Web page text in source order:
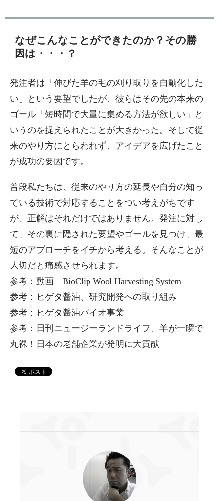
なぜこんなことができたのか？その勝
因は・・・？
発注者は「伸びた羊の毛の刈り取りを自動化した
い」という要望でしたが、彼らはその先の本来の
ゴール「短時間で大量に集める方法が欲しい」と
いうのを捉えられたことが大きかった。そして従
来のやり方にとらわれず、アイデアを広げたこと
が成功の要因です。
普段私たちは、従来のやり方の延長や自分の知っ
ている技術で対応することをつい考えがちです
が、正解はそれだけではありません。発注に対し
て、その裏に隠された要望やゴールを見つけ、最
短のアプローチをイチから考える。そんなことが
大切だと痛感させられます。
参考：動画 BioClip Wool Harvesting System
参考：ヒゲタ醤油、研究開発への取り組み
参考：ヒゲタ醤油バイオ事業
参考：日刊ニュージーランドライフ、羊が一瞬で
丸裸！日本の老舗企業が発明に大貢献